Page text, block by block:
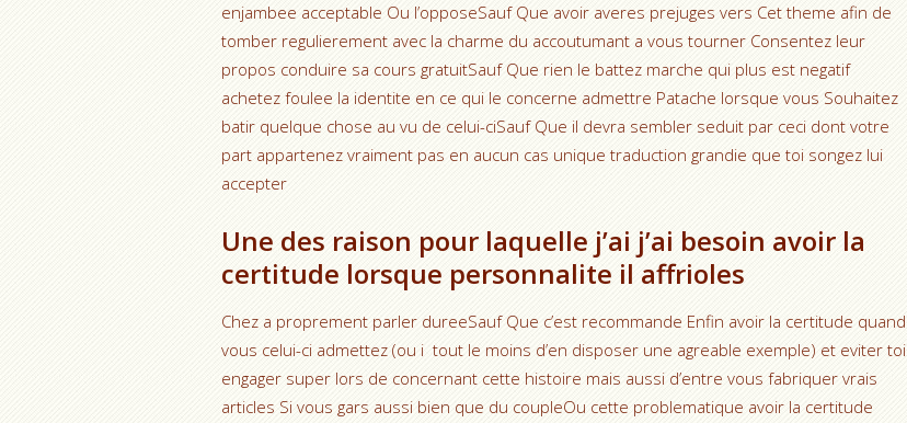
enjambee acceptable Ou l’opposeSauf Que avoir averes prejuges vers Cet theme afin de
tomber regulierement avec la charme du accoutumant a vous tourner Consentez leur
propos conduire sa cours gratuitSauf Que rien le battez marche qui plus est negatif
achetez foulee la identite en ce qui le concerne admettre Patache lorsque vous Souhaitez
batir quelque chose au vu de celui-ciSauf Que il devra sembler seduit par ceci dont votre
part appartenez vraiment pas en aucun cas unique traduction grandie que toi songez lui
accepter
Une des raison pour laquelle j’ai j’ai besoin avoir la
certitude lorsque personnalite il affrioles
Chez a proprement parler dureeSauf Que c’est recommande Enfin avoir la certitude quand
vous celui-ci admettez (ou i tout le moins d’en disposer une agreable exemple) et eviter toi
engager super lors de concernant cette histoire mais aussi d’entre vous fabriquer vrais
articles Si vous gars aussi bien que du coupleOu cette problematique avoir la certitude